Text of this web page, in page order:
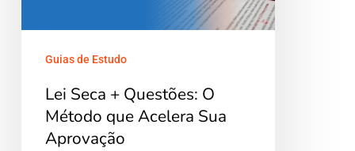
Método
Aprovação
Guias de Estudo
Lei Seca + Questões: O
Método que Acelera Sua
Aprovação